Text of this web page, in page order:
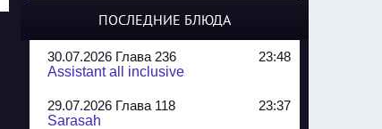
ПОСЛЕДНИЕ БЛЮДА
30.07.2026 Глава 236
23:48
Assistant all inclusive
29.07.2026 Глава 118
23:37
Sarasah